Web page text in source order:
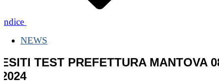
Indice
NEWS
ESITI TEST PREFETTURA MANTOVA
2024